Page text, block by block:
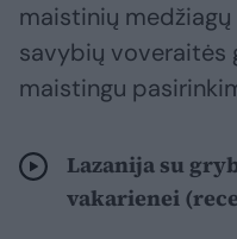
maistinių medžiagų
savybių voveraitės
maistingu
Lazanija su
vakarienei